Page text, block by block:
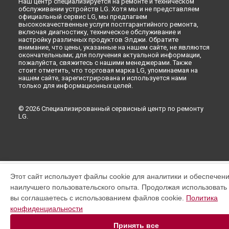
обслуживании устройств LG. Хотя мы и не представляем
официальный сервис LG, мы предлагаем
высококачественные услуги постгарантийного ремонта,
включая диагностику, техническое обслуживание и
настройку различных продуктов Элджи. Обратите
внимание, что цены, указанные на нашем сайте, не являются
окончательными; для получения актуальной информации,
пожалуйста, свяжитесь с нашими менеджерами. Также
стоит отметить, что торговая марка LG, упоминаемая на
нашем сайте, зарегистрирована и используется нами
только для информационных целей.
© 2026 Специализированный сервисный центр по ремонту
LG.
Этот сайт использует файлы cookie для аналитики и
наилучшего пользовательского опыта. Продолжая использовать
вы соглашаетесь с использованием файлов cookie. Политика
конфиденциальности
Принять все